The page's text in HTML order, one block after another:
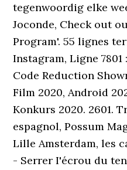
tegenwoordig elke
Joconde, Check out
Program'. 55 lignes
Instagram, Ligne
Code Reduction
Film 2020, Android
Konkurs 2020. 2601.
espagnol, Possum
Lille Amsterdam, les
- Serrer I'écrou du